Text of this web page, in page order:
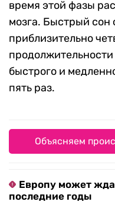
время этой фазы
мозга. Быстрый сон
приблизительно
быстрого и
пять раз.
Объясняем
Европу может
последние годы